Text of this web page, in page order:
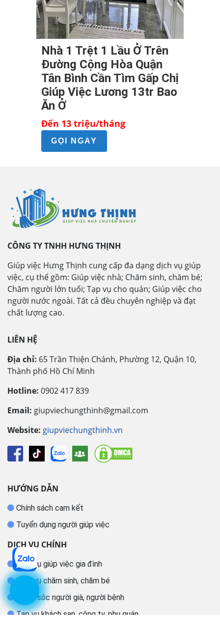
Nhà 1 Trệt 1 Lầu Ở Trên
Đường Cộng Hòa Quận
Tân Bình Cần Tìm Gấp Chị
Giúp Việc Lương 13tr Bao
Ăn Ở
Đến 13 triệu/tháng
GỌI NGAY
CÔNG TY TNHH HƯNG THỊNH
Giúp việc Hưng Thịnh cung cấp đa dạng dịch vụ giúp
việc, cụ thể gồm: Giúp việc nhà; Chăm sinh, chăm bé;
Chăm người lớn tuổi; Tạp vụ cho quán; Giúp việc cho
người nước ngoài. Tất cả đều chuyên nghiệp và đạt
chất lượng cao.
LIÊN HỆ
Địa chỉ: 65 Trần Thiện Chánh, Phường 12, Quận 10,
Thành phố Hồ Chí Minh
Hotline: 0902 417 839
Email: giupviechungthinh@gmail.com
Website: giupviechungthinh.vn
HƯỚNG DẪN
Chính sách cam kết
Tuyển dụng người giúp việc
DỊCH VỤ CHÍNH
Dịch vụ giúp việc gia đình
Dịch vụ chăm sinh, chăm bé
Chăm sóc người già, người bệnh
Tạp vụ khách sạn, công ty, phụ quán